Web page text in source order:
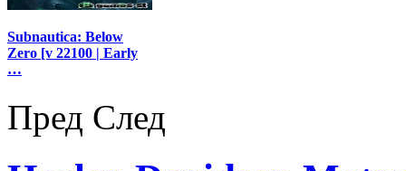
Subnautica: Below
Zero [v 22100 | Early
…
Пред След